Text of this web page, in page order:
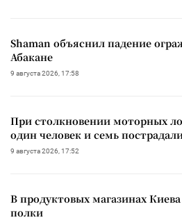
Shaman объяснил падение
Абакане
9 августа 2026, 17:58
При столкновении моторных
один человек и семь
9 августа 2026, 17:52
В продуктовых магазинах
полки